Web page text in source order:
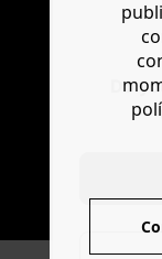
Do
Recibir la